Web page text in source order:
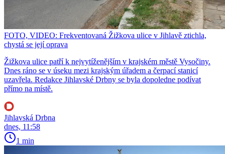
FOTO, VIDEO: Frekventovaná Žižkova ulice v Jihlavě ztichla,
chystá se její oprava
Žižkova ulice patří k nejvytíženějším v krajském městě Vysočiny.
Dnes ráno se v úseku mezi krajským úřadem a čerpací stanicí
uzavřela. Redakce Jihlavské Drbny se byla dopoledne podívat
přímo na místě.
Jihlavská Drbna
dnes, 11:58
1 min